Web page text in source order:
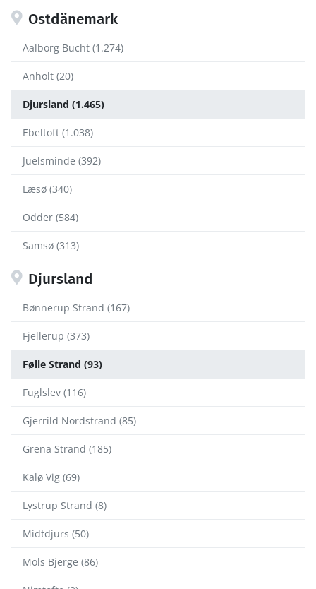
Ostdänemark
Aalborg Bucht (1.274)
Anholt (20)
Djursland (1.465)
Ebeltoft (1.038)
Juelsminde (392)
Læsø (340)
Odder (584)
Samsø (313)
Djursland
Bønnerup Strand (167)
Fjellerup (373)
Følle Strand (93)
Fuglslev (116)
Gjerrild Nordstrand (85)
Grena Strand (185)
Kalø Vig (69)
Lystrup Strand (8)
Midtdjurs (50)
Mols Bjerge (86)